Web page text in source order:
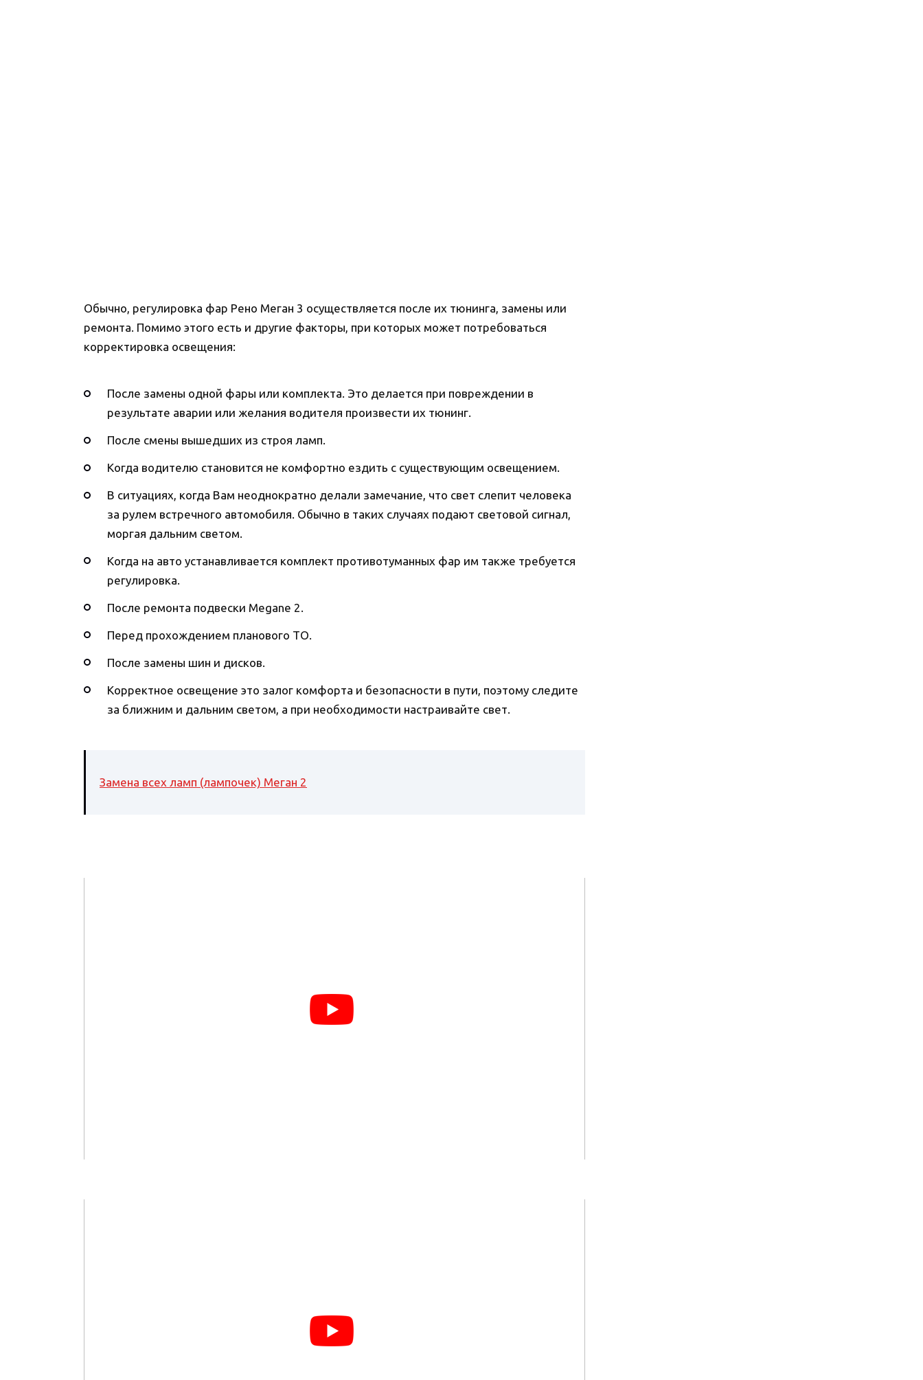
Обычно, регулировка фар Рено Меган 3 осуществляется после их тюнинга, замены или
ремонта. Помимо этого есть и другие факторы, при которых может потребоваться
корректировка освещения:
После замены одной фары или комплекта. Это делается при повреждении в
результате аварии или желания водителя произвести их тюнинг.
После смены вышедших из строя ламп.
Когда водителю становится не комфортно ездить с существующим освещением.
В ситуациях, когда Вам неоднократно делали замечание, что свет слепит человека
за рулем встречного автомобиля. Обычно в таких случаях подают световой сигнал,
моргая дальним светом.
Когда на авто устанавливается комплект противотуманных фар им также требуется
регулировка.
После ремонта подвески Megane 2.
Перед прохождением планового ТО.
После замены шин и дисков.
Корректное освещение это залог комфорта и безопасности в пути, поэтому следите
за ближним и дальним светом, а при необходимости настраивайте свет.
Замена всех ламп (лампочек) Меган 2